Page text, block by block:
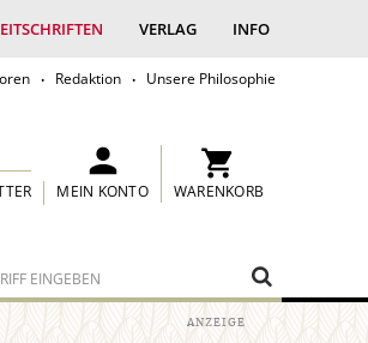
VERLAG INFO
Redaktion Unsere Philosophie
MEIN KONTO WARENKORB